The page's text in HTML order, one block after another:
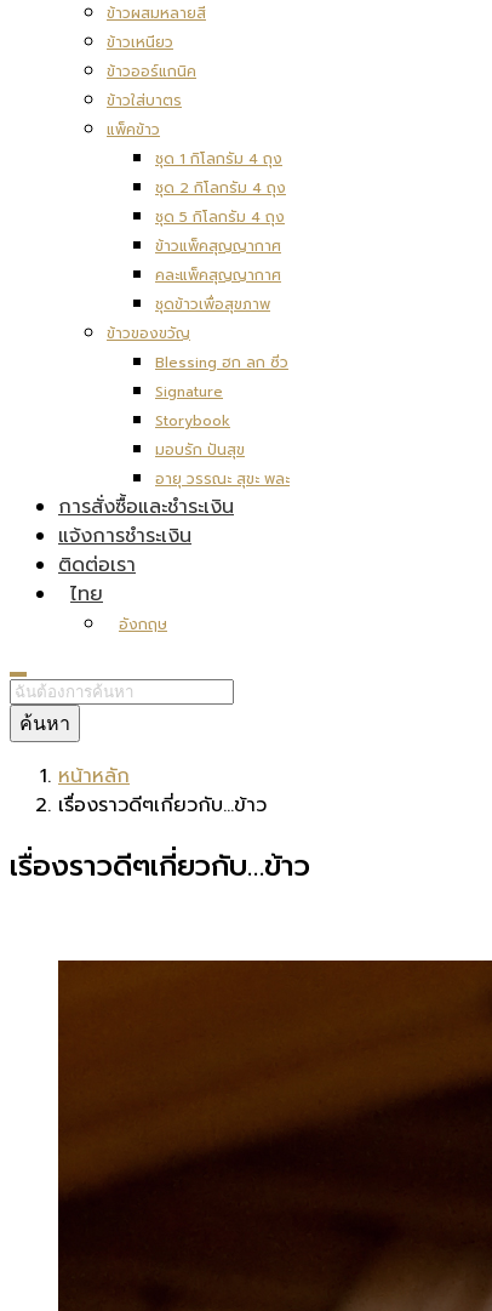
ข้าวผสมหลายสี
ข้าวเหนียว
ข้าวออร์แกนิค
ข้าวใส่บาตร
แพ็คข้าว
ชุด 1 กิโลกรัม 4 ถุง
ชุด 2 กิโลกรัม 4 ถุง
ชุด 5 กิโลกรัม 4 ถุง
ข้าวแพ็คสุญญากาศ
คละแพ็คสุญญากาศ
ชุดข้าวเพื่อสุขภาพ
ข้าวของขวัญ
Blessing ฮก ลก ซิ่ว
Signature
Storybook
มอบรัก ปันสุข
อายุ วรรณะ สุขะ พละ
การสั่งซื้อและชำระเงิน
แจ้งการชำระเงิน
ติดต่อเรา
ไทย
อังกฤษ
ค้นหา
หน้าหลัก
เรื่องราวดีๆเกี่ยวกับ…ข้าว
เรื่องราวดีๆเกี่ยวกับ…ข้าว